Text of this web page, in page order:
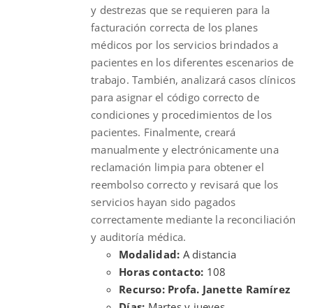
y destrezas que se requieren para la
facturación correcta de los planes
médicos por los servicios brindados a
pacientes en los diferentes escenarios de
trabajo. También, analizará casos clínicos
para asignar el código correcto de
condiciones y procedimientos de los
pacientes. Finalmente, creará
manualmente y electrónicamente una
reclamación limpia para obtener el
reembolso correcto y revisará que los
servicios hayan sido pagados
correctamente mediante la reconciliación
y auditoría médica.
Modalidad: A distancia
Horas contacto: 108
Recurso: Profa. Janette Ramírez